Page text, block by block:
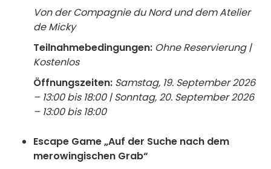
Von der Compagnie du Nord und dem Atelier
de Micky
Teilnahmebedingungen: Ohne Reservierung |
Kostenlos
Öffnungszeiten: Samstag, 19. September 2026
– 13:00 bis 18:00 | Sonntag, 20. September 2026
– 13:00 bis 18:00
Escape Game „Auf der Suche nach dem
merowingischen Grab“